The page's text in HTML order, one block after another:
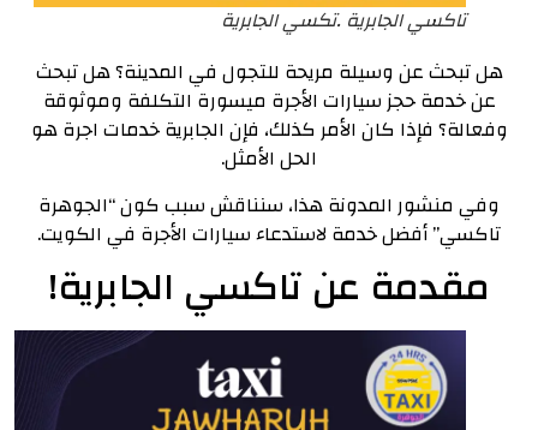
تاكسي الجابرية .تكسي الجابرية
هل تبحث عن وسيلة مريحة للتجول في المدينة؟ هل تبحث
عن خدمة حجز سيارات الأجرة ميسورة التكلفة وموثوقة
وفعالة؟ فإذا كان الأمر كذلك، فإن الجابرية خدمات اجرة هو
الحل الأمثل.
وفي منشور المدونة هذا، سنناقش سبب كون “الجوهرة
تاكسي” أفضل خدمة لاستدعاء سيارات الأجرة في الكويت.
مقدمة عن تاكسي الجابرية!